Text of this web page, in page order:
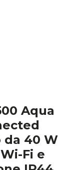
Aqua
40 W
Fi e